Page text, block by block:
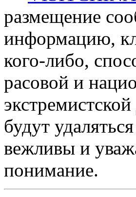
размещение
информацию,
кого-либо,
расовой и
будут
вежливы и
понимание.